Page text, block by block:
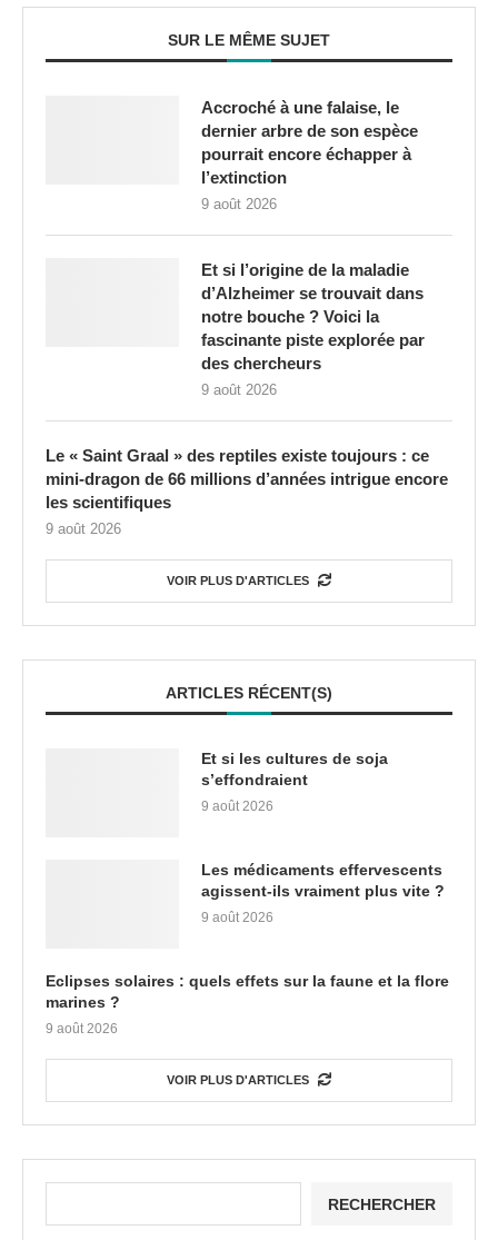
SUR LE MÊME SUJET
Accroché à une falaise, le
dernier arbre de son espèce
pourrait encore échapper à
l’extinction
9 août 2026
Et si l’origine de la maladie
d’Alzheimer se trouvait dans
notre bouche ? Voici la
fascinante piste explorée par
des chercheurs
9 août 2026
Le « Saint Graal » des reptiles existe toujours : ce
mini-dragon de 66 millions d’années intrigue encore
les scientifiques
9 août 2026
VOIR PLUS D'ARTICLES
ARTICLES RÉCENT(S)
Et si les cultures de soja
s’effondraient
9 août 2026
Les médicaments effervescents
agissent-ils vraiment plus vite ?
9 août 2026
Eclipses solaires : quels effets sur la faune et la flore
marines ?
9 août 2026
VOIR PLUS D'ARTICLES
RECHERCHER